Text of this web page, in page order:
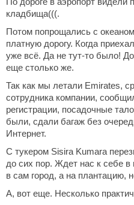
кладбища(((.
Потом попрощались с
платную дорогу. Когда
уже всё. Да не тут-то было!
еще столько же.
Так как мы летали Emirates,
сотрудника компании,
регистрации, посадочные
были, сдали багаж без
Интернет.
С тукером Sisira Kumara
до сих пор. Ждет нас к себе в
в сам город, а на плантацию,
А, вот еще. Несколько